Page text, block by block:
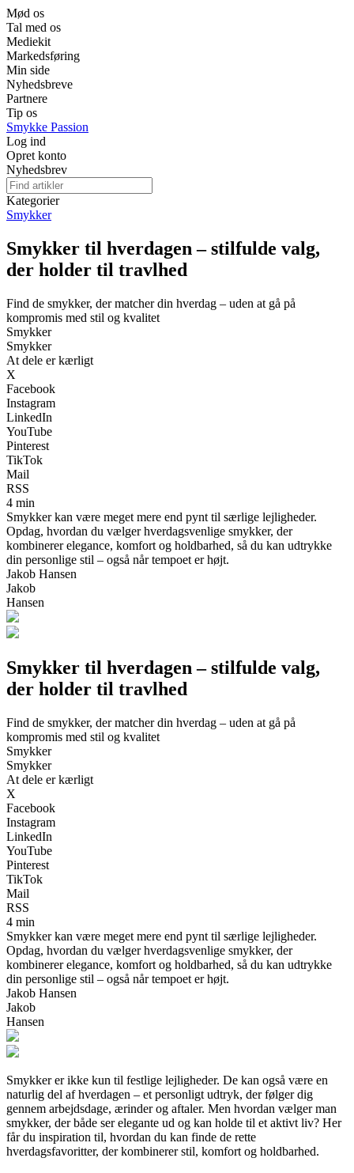
Mød os
Tal med os
Mediekit
Markedsføring
Min side
Nyhedsbreve
Partnere
Tip os
Smykke Passion
Log ind
Opret konto
Nyhedsbrev
Kategorier
Smykker
Smykker til hverdagen – stilfulde valg,
der holder til travlhed
Find de smykker, der matcher din hverdag – uden at gå på
kompromis med stil og kvalitet
Smykker
Smykker
At dele er kærligt
X
Facebook
Instagram
LinkedIn
YouTube
Pinterest
TikTok
Mail
RSS
4 min
Smykker kan være meget mere end pynt til særlige lejligheder.
Opdag, hvordan du vælger hverdagsvenlige smykker, der
kombinerer elegance, komfort og holdbarhed, så du kan udtrykke
din personlige stil – også når tempoet er højt.
Jakob Hansen
Jakob
Hansen
Smykker til hverdagen – stilfulde valg,
der holder til travlhed
Find de smykker, der matcher din hverdag – uden at gå på
kompromis med stil og kvalitet
Smykker
Smykker
At dele er kærligt
X
Facebook
Instagram
LinkedIn
YouTube
Pinterest
TikTok
Mail
RSS
4 min
Smykker kan være meget mere end pynt til særlige lejligheder.
Opdag, hvordan du vælger hverdagsvenlige smykker, der
kombinerer elegance, komfort og holdbarhed, så du kan udtrykke
din personlige stil – også når tempoet er højt.
Jakob Hansen
Jakob
Hansen
Smykker er ikke kun til festlige lejligheder. De kan også være en
naturlig del af hverdagen – et personligt udtryk, der følger dig
gennem arbejdsdage, ærinder og aftaler. Men hvordan vælger man
smykker, der både ser elegante ud og kan holde til et aktivt liv? Her
får du inspiration til, hvordan du kan finde de rette
hverdagsfavoritter, der kombinerer stil, komfort og holdbarhed.